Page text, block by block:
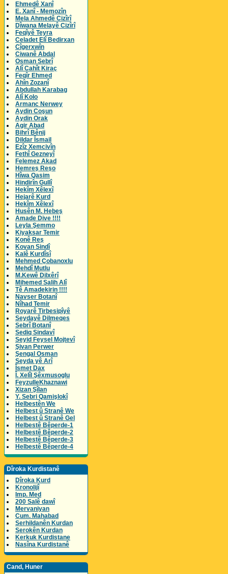
Ehmedê Xanî
E. Xanî - Memozîn
Mela Ahmedê Cizîrî
Dîwana Melayê Cizîrî
Feqîyê Teyra
Celadet Elî Bedirxan
Cîgerxwîn
Ciwanê Abdal
Osman Sebrî
Alî Cahît Kiraç
Feqîr Ehmed
Ahîn Zozanî
Abdullah Karabag
Alî Kolo
Armanc Nerwey
Aydin Coşun
Aydin Orak
Agir Abad
Bihrî Bênij
Dildar Îsmail
Ezîz Xemcivîn
Fethî Gezneyî
Felemez Akad
Hemreş Reşo
Hîwa Qasim
Hindirîn Gullî
Hekîm Xêlexî
Hejarê Kurd
Hekîm Xêlexî
Husên M. Hebeş
Amade Dive !!!!
Leyla Şemmo
Kiyaksar Temir
Konê Reş
Kovan Sindî
Kalê Kurdîsî
Mehmed Çobanoxlu
Mehdî Mutlu
M.Kewê Dilxêrî
Mihemed Salih Alî
Tê Amadekirin !!!!
Navser Botanî
Nîhad Temir
Royarê Tirbesipîyê
Seydayê Dilmeqes
Sebrî Botanî
Sediq Sindavî
Seyid Feysel Mojtevî
Şivan Perwer
Şengal Osman
Seyda yê Arî
Îsmet Dax
Î. Xelîl Şêxmusoglu
FeyzulleKhaznawi
Xizan Şîlan
Y. Sebri Qamişlokî
Helbestên We
Helbest û Stranê We
Helbest û Stranê Gel
Helbestê Bêperde-1
Helbestê Bêperde-2
Helbestê Bêperde-3
Helbestê Bêperde-4
Dîroka Kurdistanê
Dîroka Kurd
Kronolijî
Imp. Med
200 Salê dawî
Mervaniyan
Cum. Mahabad
Serhildanên Kurdan
Serokên Kurdan
Kerkuk Kurdistane
Nasîna Kurdistanê
Cand, Huner